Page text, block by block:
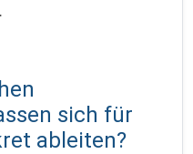
sich für
ableiten?